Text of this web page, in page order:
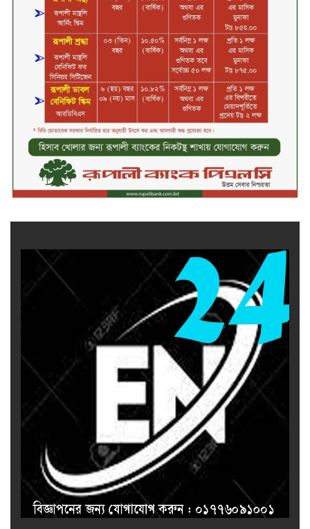
মুসলিম নিকাহ রেজিস্ট্রার কল্যাণ
পরিষদের সম্মেলন অনুষ্ঠিত